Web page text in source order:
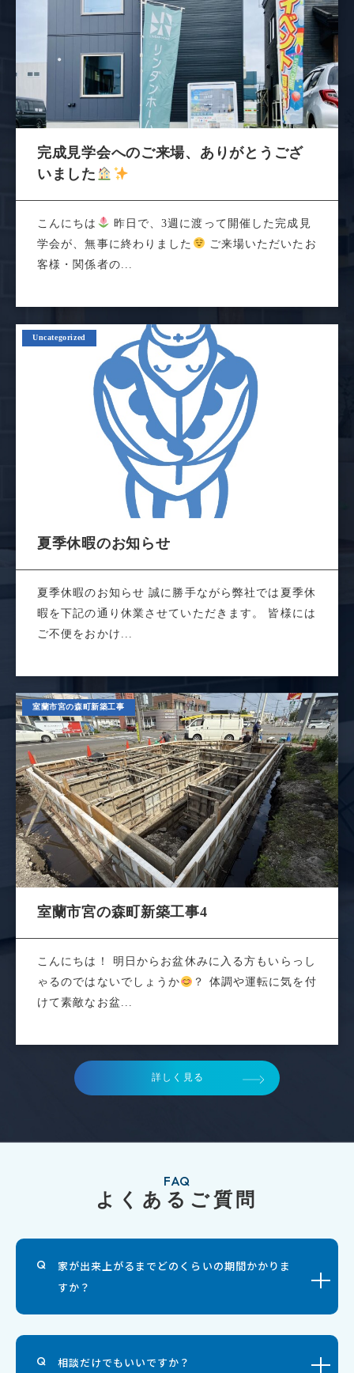
完成見学会へのご来場、ありがとうござ
いました
こんにちは
昨日で、3週に渡って開催した完成見
学会が、無事に終わりました
ご来場いただいたお
客様・関係者の...
Uncategorized
夏季休暇のお知らせ
夏季休暇のお知らせ 誠に勝手ながら弊社では夏季休
暇を下記の通り休業させていただきます。 皆様には
ご不便をおかけ...
室蘭市宮の森町新築工事
室蘭市宮の森町新築工事4
こんにちは！ 明日からお盆休みに入る方もいらっし
ゃるのではないでしょうか
？ 体調や運転に気を付
けて素敵なお盆...
詳しく見る
FAQ
よくあるご質問
家が出来上がるまでどのくらいの期間かかりま
すか？
相談だけでもいいですか？